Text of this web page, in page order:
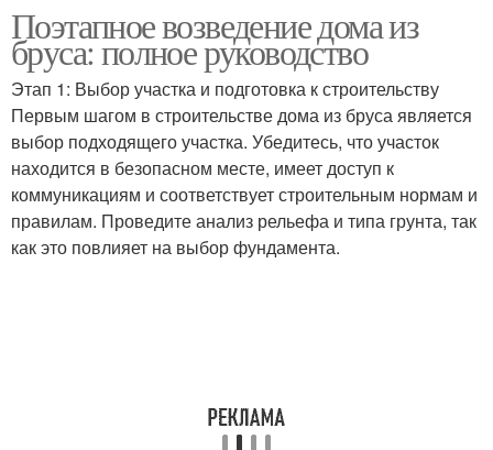
Поэтапное возведение дома из
бруса: полное руководство
Этап 1: Выбор участка и подготовка к строительству
Первым шагом в строительстве дома из бруса является
выбор подходящего участка. Убедитесь, что участок
находится в безопасном месте, имеет доступ к
коммуникациям и соответствует строительным нормам и
правилам. Проведите анализ рельефа и типа грунта, так
как это повлияет на выбор фундамента.